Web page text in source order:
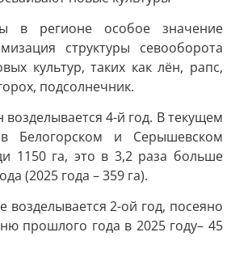
в регионе особое значение
структуры севооборота
культур, таких как лён, рапс,
подсолнечник.
возделывается 4-й год. В текущем
Белогорском и Серышевском
1150 га, это в 3,2 раза больше
(2025 года – 359 га).
возделывается 2-ой год, посеяно
прошлого года в 2025 году– 45